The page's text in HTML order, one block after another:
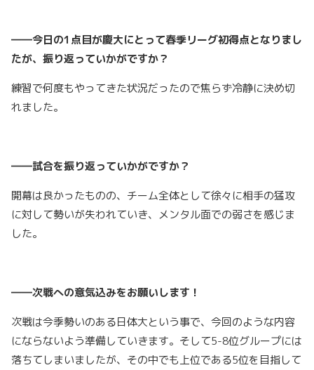
――今日の1点目が慶大にとって春季リーグ初得点となりまし
たが、振り返っていかがですか？
練習で何度もやってきた状況だったので焦らず冷静に決め切
れました。
――試合を振り返っていかがですか？
開幕は良かったものの、チーム全体として徐々に相手の猛攻
に対して勢いが失われていき、メンタル面での弱さを感じま
した。
――次戦への意気込みをお願いします！
次戦は今季勢いのある日体大という事で、今回のような内容
にならないよう準備していきます。そして5-8位グループには
落ちてしまいましたが、その中でも上位である5位を目指して